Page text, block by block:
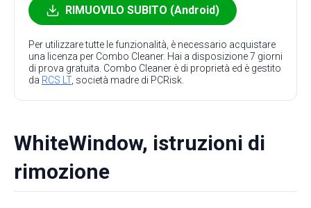
RIMUOVILO SUBITO (Android)
Per utilizzare tutte le funzionalità, è necessario acquistare
una licenza per Combo Cleaner. Hai a disposizione 7 giorni
di prova gratuita. Combo Cleaner è di proprietà ed è gestito
da RCS LT, società madre di PCRisk.
WhiteWindow, istruzioni di
rimozione